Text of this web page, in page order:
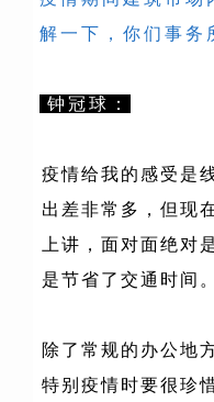
解一下，你们事务
钟冠球：
疫情给我的感受是
出差非常多，但现
上讲，面对面绝对
是节省了交通时间。
除了常规的办公地
特别疫情时要很珍